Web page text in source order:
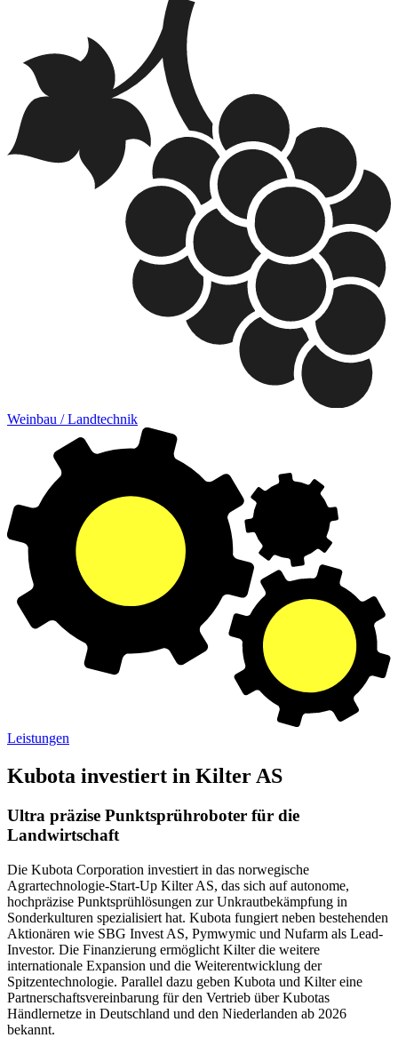
Weinbau / Landtechnik
Leistungen
Kubota investiert in Kilter AS
Ultra präzise Punktsprühroboter für die
Landwirtschaft
Die Kubota Corporation investiert in das norwegische
Agrartechnologie-Start-Up Kilter AS, das sich auf autonome,
hochpräzise Punktsprühlösungen zur Unkrautbekämpfung in
Sonderkulturen spezialisiert hat. Kubota fungiert neben bestehenden
Aktionären wie SBG Invest AS, Pymwymic und Nufarm als Lead-
Investor. Die Finanzierung ermöglicht Kilter die weitere
internationale Expansion und die Weiterentwicklung der
Spitzentechnologie. Parallel dazu geben Kubota und Kilter eine
Partnerschaftsvereinbarung für den Vertrieb über Kubotas
Händlernetze in Deutschland und den Niederlanden ab 2026
bekannt.